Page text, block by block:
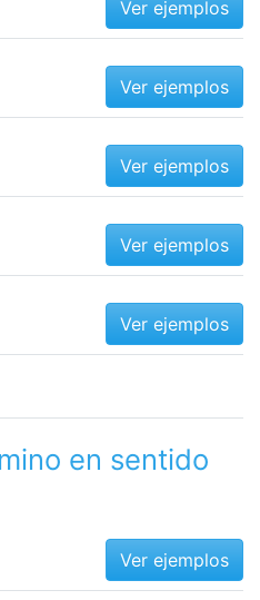
Ver ejemplos
Ver ejemplos
Ver ejemplos
Ver ejemplos
Ver ejemplos
en sentido
Ver ejemplos